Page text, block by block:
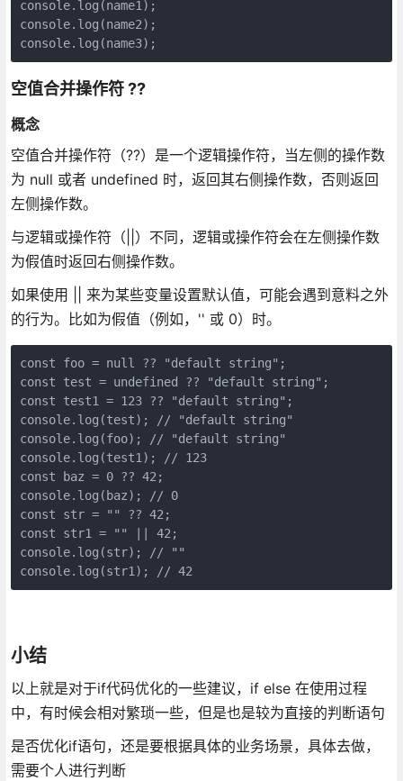
console.log(name1);
console.log(name2);
console.log(name3);
空值合并操作符 ??
概念
空值合并操作符（??）是一个逻辑操作符，当左侧的操作数
为 null 或者 undefined 时，返回其右侧操作数，否则返回
左侧操作数。
与逻辑或操作符（||）不同，逻辑或操作符会在左侧操作数
为假值时返回右侧操作数。
如果使用 || 来为某些变量设置默认值，可能会遇到意料之外
的行为。比如为假值（例如，'' 或 0）时。
const foo = null ?? "default string";
const test = undefined ?? "default string";
const test1 = 123 ?? "default string";
console.log(test); // "default string"
console.log(foo); // "default string"
console.log(test1); // 123
const baz = 0 ?? 42;
console.log(baz); // 0
const str = "" ?? 42;
const str1 = "" || 42;
console.log(str); // ""
console.log(str1); // 42
小结
以上就是对于if代码优化的一些建议，if else 在使用过程
中，有时候会相对繁琐一些，但是也是较为直接的判断语句
是否优化if语句，还是要根据具体的业务场景，具体去做，
需要个人进行判断